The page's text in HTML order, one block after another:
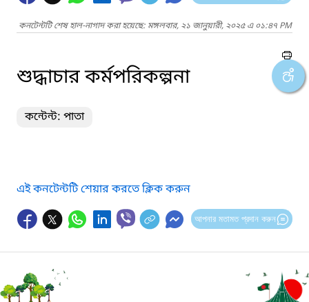
কনটেন্টটি শেষ হাল-নাগাদ করা হয়েছে: মঙ্গলবার, ২১ জানুয়ারী, ২০২৫ এ ০১:৪৭ PM
শুদ্ধাচার কর্মপরিকল্পনা
কন্টেন্ট: পাতা
এই কনটেন্টটি শেয়ার করতে ক্লিক করুন
আপনার মতামত প্রদান করুন